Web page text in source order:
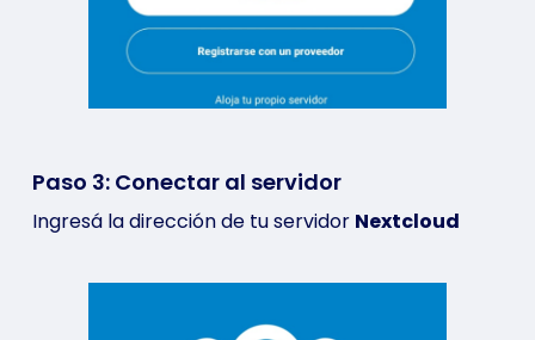
Paso 3: Conectar al servidor
Ingresá la dirección de tu servidor Nextcloud